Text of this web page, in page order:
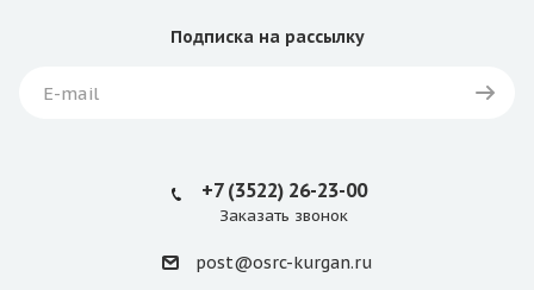
Подписка на рассылку
+7 (3522) 26-23-00
Заказать звонок
post@osrc-kurgan.ru